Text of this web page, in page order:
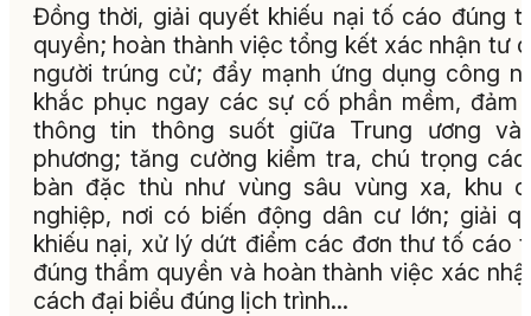
Đồng thời, giải quyết khiếu nại tố cáo đúng
quyền; hoàn thành việc tổng kết xác nhận tư
người trúng cử; đẩy mạnh ứng dụng công
khắc phục ngay các sự cố phần mềm, đảm
thông tin thông suốt giữa Trung ương và
phương; tăng cường kiểm tra, chú trọng
bàn đặc thù như vùng sâu vùng xa, khu
nghiệp, nơi có biến động dân cư lớn; giải
khiếu nại, xử lý dứt điểm các đơn thư tố cáo
đúng thẩm quyền và hoàn thành việc xác
cách đại biểu đúng lịch trình...